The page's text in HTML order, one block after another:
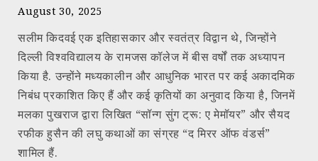
August 30, 2025
सलीम किदवई एक इतिहासकार और स्वतंत्र विद्वान थे, जिन्होंने
दिल्ली विश्वविद्यालय के रामजस कॉलेज में बीस वर्षों तक अध्यापन
किया है. उन्होंने मध्यकालीन और आधुनिक भारत पर कई अकादमिक
निबंध प्रकाशित किए हैं और कई कृतियों का अनुवाद किया है, जिनमें
मलका पुखराज द्वारा लिखित “सॉन्ग सुंग ट्रू: ए मेमॉयर” और सैयद
रफीक हुसैन की लघु कथाओं का संग्रह “द मिरर ऑफ वंडर्स”
शामिल हैं.